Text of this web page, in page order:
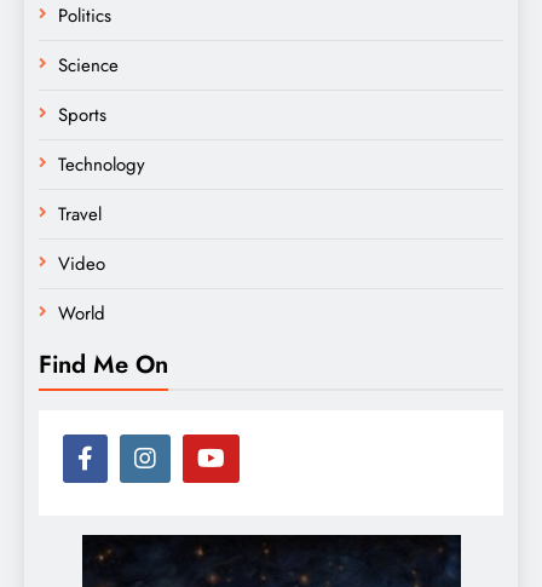
Politics
Science
Sports
Technology
Travel
Video
World
Find Me On